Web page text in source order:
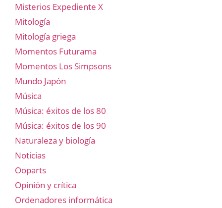
Misterios Expediente X
Mitología
Mitología griega
Momentos Futurama
Momentos Los Simpsons
Mundo Japón
Música
Música: éxitos de los 80
Música: éxitos de los 90
Naturaleza y biología
Noticias
Ooparts
Opinión y crítica
Ordenadores informática